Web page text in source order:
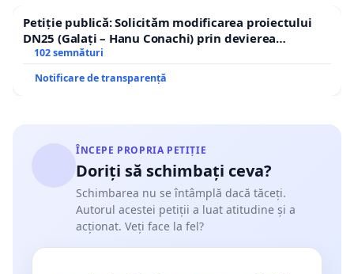
Petiție publică: Solicităm modificarea proiectului
DN25 (Galați – Hanu Conachi) prin devierea
traseului în afara localităților!
102 semnături
Notificare de transparență
ÎNCEPE PROPRIA PETIȚIE
Doriți să schimbați ceva?
Schimbarea nu se întâmplă dacă tăceți.
Autorul acestei petiții a luat atitudine și a
acționat. Veți face la fel?